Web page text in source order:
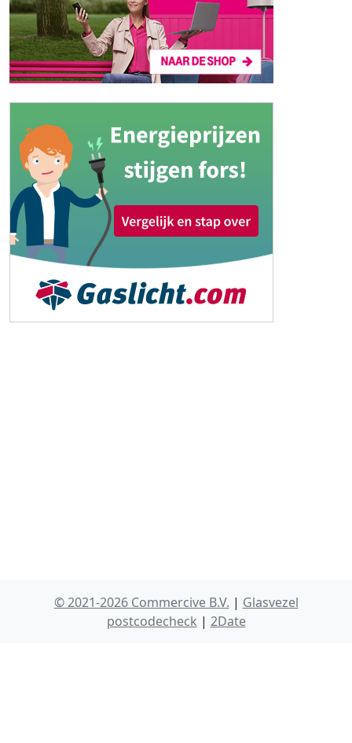
© 2021-2026 Commercive B.V. | Glasvezel
postcodecheck | 2Date